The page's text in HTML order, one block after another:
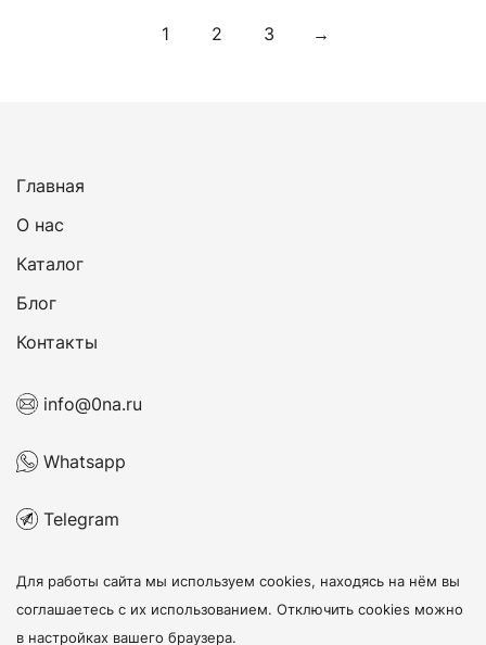
1 2 3 →
Главная
О нас
Каталог
Блог
Контакты
info@0na.ru
Whatsapp
Telegram
Для работы сайта мы используем cookies, находясь на нём вы
соглашаетесь с их использованием. Отключить cookies можно
в настройках вашего браузера.